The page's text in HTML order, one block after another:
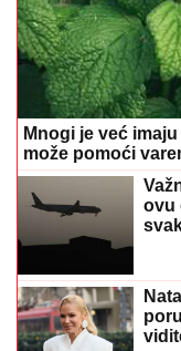
Mnogi je već
može pomoći
ovu